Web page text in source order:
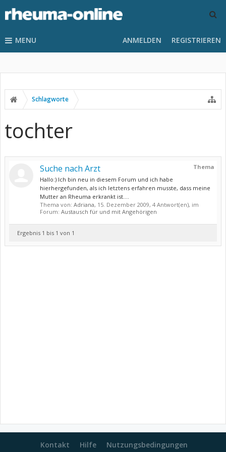
MENU ANMELDEN REGISTRIEREN
Schlagworte
tochter
Thema
Suche nach Arzt
Hallo:) Ich bin neu in diesem Forum und ich habe
hierhergefunden, als ich letztens erfahren musste, dass meine
Mutter an Rheuma erkrankt ist....
Thema von: Adriana, 15. Dezember 2009, 4 Antwort(en), im
Forum: Austausch für und mit Angehörigen
Ergebnis 1 bis 1 von 1
Kontakt Hilfe Nutzungsbedingungen